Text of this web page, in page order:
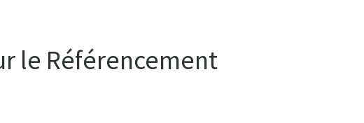
le Référencement